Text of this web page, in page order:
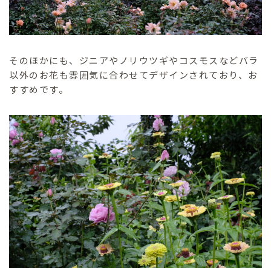
そのほかにも、ジニアやノリウツギやコスモスなどバラ
以外のお花も雰囲気に合わせてデザインされており、お
すすめです。